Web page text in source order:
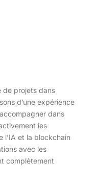
de projets dans
d’une expérience
dans
les
l’IA et la blockchain
avec les
complètement